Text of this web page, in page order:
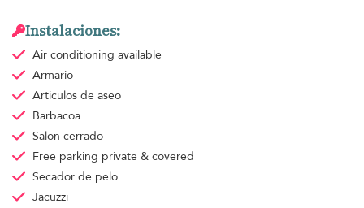
Instalaciones:
Air conditioning available
Armario
Articulos de aseo
Barbacoa
Salón cerrado
Free parking private & covered
Secador de pelo
Jacuzzi